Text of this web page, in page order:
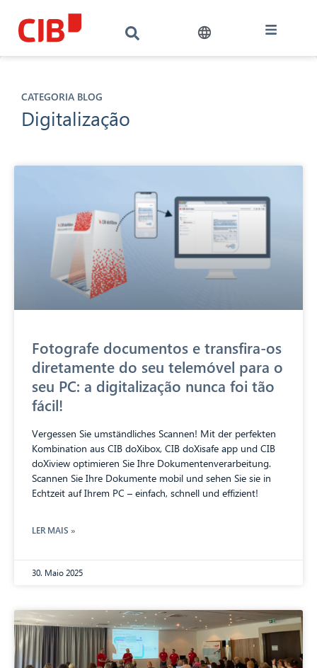
CATEGORIA BLOG
Digitalização
Fotografe documentos e transfira-os
diretamente do seu telemóvel para o
seu PC: a digitalização nunca foi tão
fácil!
Vergessen Sie umständliches Scannen! Mit der perfekten
Kombination aus CIB doXibox, CIB doXisafe app und CIB
doXiview optimieren Sie Ihre Dokumentenverarbeitung.
Scannen Sie Ihre Dokumente mobil und sehen Sie sie in
Echtzeit auf Ihrem PC – einfach, schnell und effizient!
LER MAIS »
30. Maio 2025